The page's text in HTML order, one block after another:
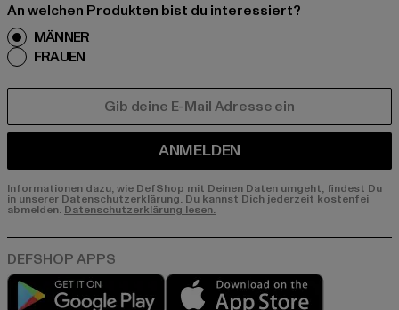
An welchen Produkten bist du interessiert?
MÄNNER
FRAUEN
ANMELDEN
Informationen dazu, wie DefShop mit Deinen Daten umgeht, findest Du
in unserer Datenschutzerklärung. Du kannst Dich jederzeit kostenfei
abmelden. Datenschutzerklärung lesen.
Play market